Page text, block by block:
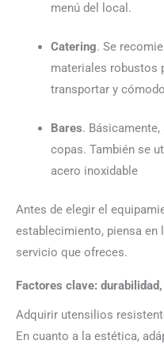
menú del local.
Catering. Se
materiales robustos
transportar y
Bares. Básicamente,
copas. También se
acero inoxidable
Antes de elegir el
establecimiento, piensa en
servicio que ofreces.
Factores clave:
Adquirir utensilios
En cuanto a la estética,